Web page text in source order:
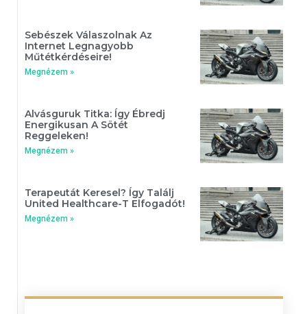
Sebészek Válaszolnak Az
Internet Legnagyobb
Műtétkérdéseire!
Megnézem »
Alvásguruk Titka: Így Ébredj
Energikusan A Sötét
Reggeleken!
Megnézem »
Terapeutát Keresel? Így Találj
United Healthcare-T Elfogadót!
Megnézem »